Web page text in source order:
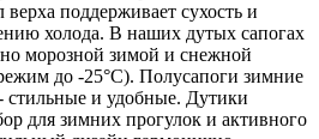
поддерживает сухость и
холода. В наших дутых сапогах
морозной зимой и снежной
до -25°C). Полусапоги зимние
стильные и удобные. Дутики
для зимних прогулок и активного